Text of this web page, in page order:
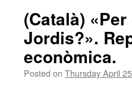
(Català)
Jordis?».
econòmica.
Posted on Thursday April